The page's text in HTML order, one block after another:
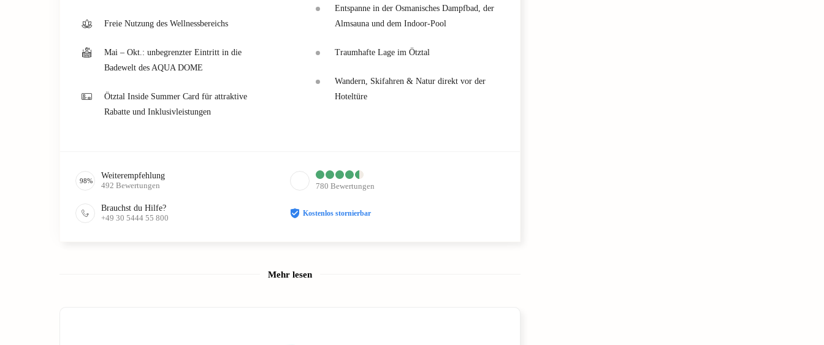
Freie Nutzung des Wellnessbereichs
Mai – Okt.: unbegrenzter Eintritt in die
Badewelt des AQUA DOME
Ötztal Inside Summer Card für attraktive
Rabatte und Inklusivleistungen
Entspanne in der Osmanisches Dampfbad, der
Almsauna und dem Indoor-Pool
Traumhafte Lage im Ötztal
Wandern, Skifahren & Natur direkt vor der
Hoteltüre
98%
Weiterempfehlung
492 Bewertungen 780 Bewertungen
Brauchst du Hilfe?
+49 30 5444 55 800
Kostenlos stornierbar
Mehr lesen